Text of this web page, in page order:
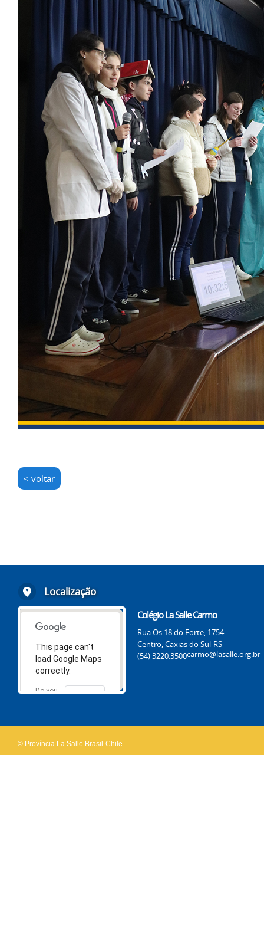
< voltar
Localização
This page can't
load Google Maps
correctly.
Do you
OK
Colégio La Salle Carmo
Rua Os 18 do Forte, 1754
Centro, Caxias do Sul-RS
(54) 3220.3500carmo@lasalle.org.br
© Província La Salle Brasil-Chile